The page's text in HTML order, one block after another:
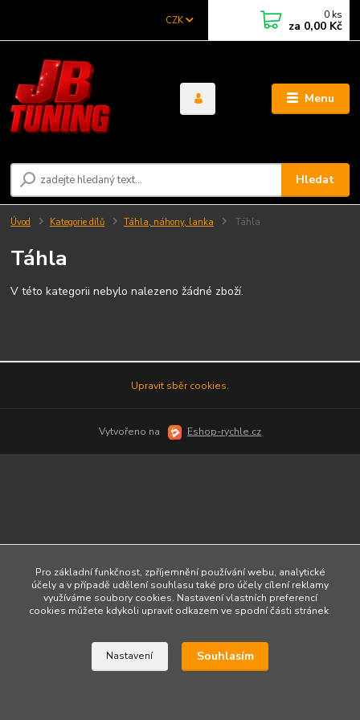
Menu
CZK
Hledat
0 ks
za 0,00 Kč
Úvod Kategorie dílů Táhla, náhony, lanka Táhla
Táhla
V této kategorii nebylo nalezeno žádné zboží.
Upravit sběr cookies.
Vytvořeno na Eshop-rychle.cz
Pro základní funkčnost, zpříjemnění používání webu, analytické
účely a v případě udělení souhlasu také pro účely cílení reklamy
využíváme soubory cookies. Nastavení vlastních preferencí
cookies můžete kdykoli upravit odkazem ve spodní části stránek.
Nastavení Souhlasím